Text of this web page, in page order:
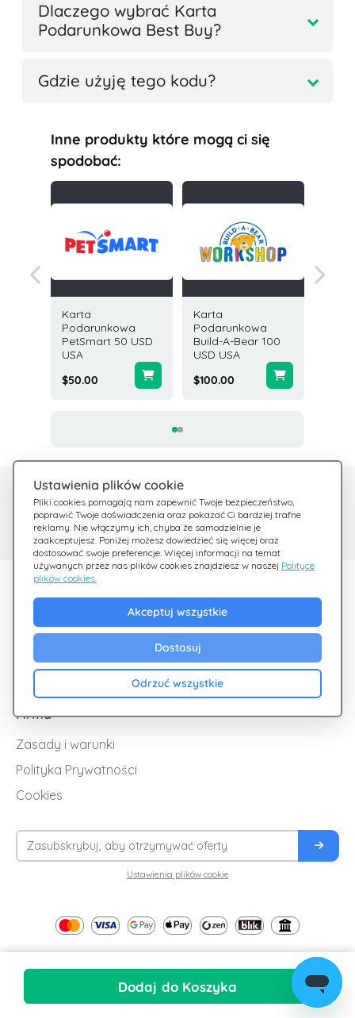
Dodaj do Koszyka
Dlaczego wybrać Karta
Podarunkowa Best Buy?
Gdzie użyję tego kodu?
Inne produkty które mogą ci się
spodobać:
Karta
Podarunkowa
PetSmart 50 USD
USA
$50.00
Karta
Podarunkowa
Build-A-Bear 100
USD USA
$100.00
Ustawienia plików cookie
Pliki cookies pomagają nam zapewnić Twoje bezpieczeństwo,
poprawić Twoje doświadczenia oraz pokazać Ci bardziej trafne
reklamy. Nie włączymy ich, chyba że samodzielnie je
zaakceptujesz. Poniżej możesz dowiedzieć się więcej oraz
dostosować swoje preferencje. Więcej informacji na temat
używanych przez nas plików cookies znajdziesz w naszej Polityce
plików cookies.
Akceptuj wszystkie
Dostosuj
Odrzuć wszystkie
Potrzebujesz pomocy?
Jesteśmy tu dla Ciebie
Centrum pomocy
Sprawdź nasze FAQ
Odkryj Giftsy
Cashback
Blog
Firma
Zasady i warunki
Polityka Prywatności
Cookies
Ustawienia plików cookie
© 2026 | All Rights Reserved